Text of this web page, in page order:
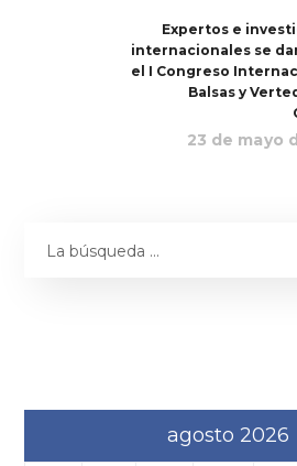
Expertos e
internacionales se
el I Congreso
Balsas y
23 de mayo
agosto 2026